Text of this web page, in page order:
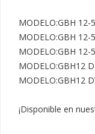
MODELO:GBH 12-
MODELO:GBH 12-
MODELO:GBH 12-
MODELO:GBH12
MODELO:GBH12
¡Disponible en